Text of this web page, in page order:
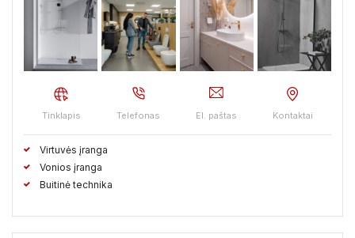
Jonavos raj. Joniškio raj. Jurbarko raj.
Kaišiadorių raj. Kalvarijos sav. Kauno raj.
Kazlų Rudos sav. Kėdainių raj. Kelmės raj.
Lazdijų raj.
Palangos sav. Panevėžio raj. Pasvalio raj.
Tinklapis Telefonas El. paštas Kontaktai
Virtuvės įranga
Vonios įranga
Buitinė technika